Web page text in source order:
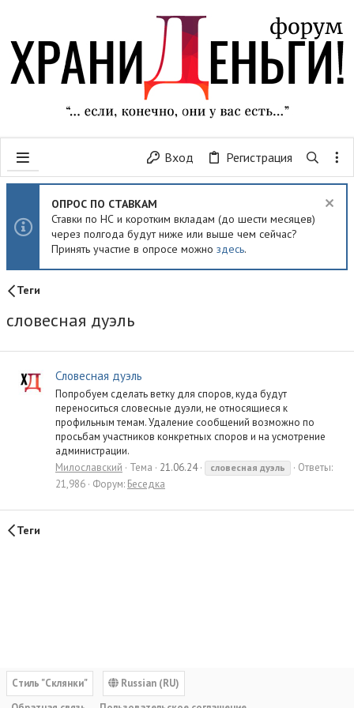
Вход Регистрация
ОПРОС ПО СТАВКАМ
Ставки по НС и коротким вкладам (до шести месяцев)
через полгода будут ниже или выше чем сейчас?
Принять участие в опросе можно здесь.
Теги
словесная дуэль
Словесная дуэль
Попробуем сделать ветку для споров, куда будут
переноситься словесные дуэли, не относящиеся к
профильным темам. Удаление сообщений возможно по
просьбам участников конкретных споров и на усмотрение
администрации.
Милославский
Тема 21.06.24 словесная дуэль
Ответы:
21,986 Форум: Беседка
Теги
Cтиль "Склянки"
Russian (RU)